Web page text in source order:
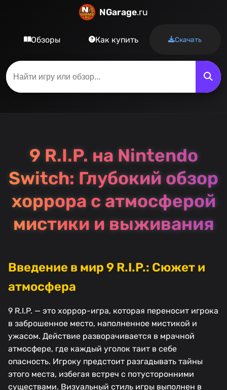
NGarage.ru
Обзоры Как купить Скачать
9 R.I.P. на Nintendo
Switch: Глубокий обзор
хоррора с атмосферой
мистики и выживания
Введение в мир 9 R.I.P.: Сюжет и
атмосфера
9 R.I.P. — это хоррор-игра, которая переносит игрока
в заброшенное место, наполненное мистикой и
ужасом. Действие разворачивается в мрачной
атмосфере, где каждый уголок таит в себе
опасность. Игроку предстоит разгадывать тайны
этого места, избегая встреч с потусторонними
существами. Визуальный стиль игры выполнен в